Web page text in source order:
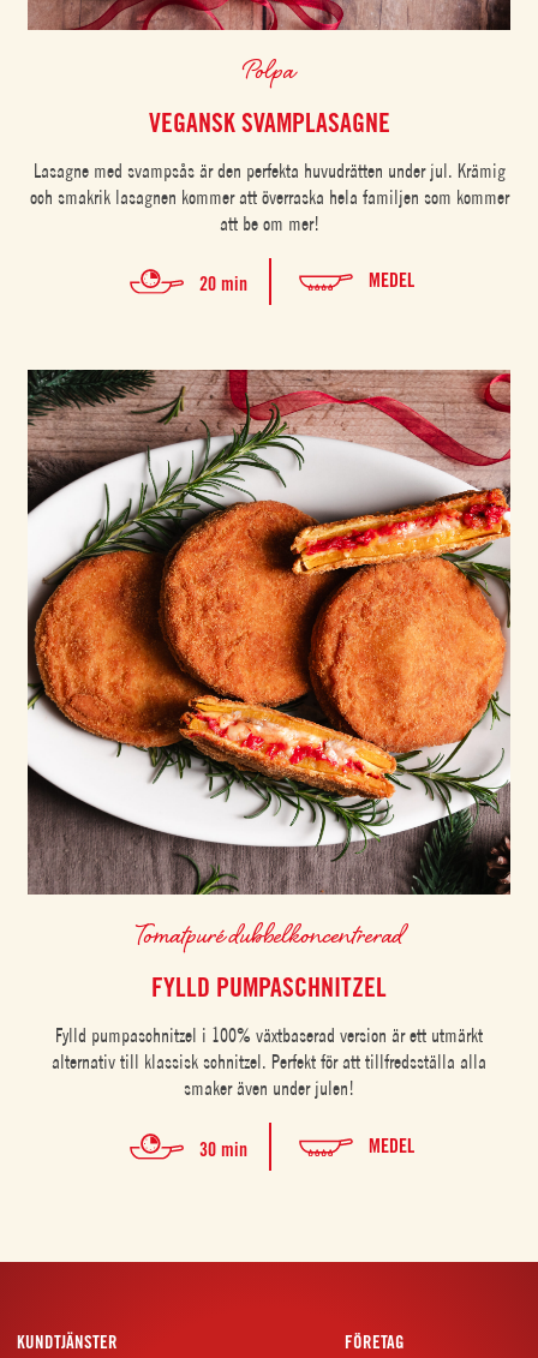
Polpa
VEGANSK SVAMPLASAGNE
Lasagne med svampsås är den perfekta huvudrätten under jul. Krämig
och smakrik lasagnen kommer att överraska hela familjen som kommer
att be om mer!
20 min MEDEL
Tomatpuré dubbelkoncentrerad
FYLLD PUMPASCHNITZEL
Fylld pumpaschnitzel i 100% växtbaserad version är ett utmärkt
alternativ till klassisk schnitzel. Perfekt för att tillfredsställa alla
smaker även under julen!
30 min MEDEL
KUNDTJÄNSTER FÖRETAG